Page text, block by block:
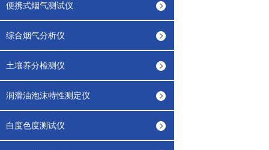
便携式烟气测试仪
综合烟气分析仪
土壤养分检测仪
润滑油泡沫特性测定仪
白度色度测试仪